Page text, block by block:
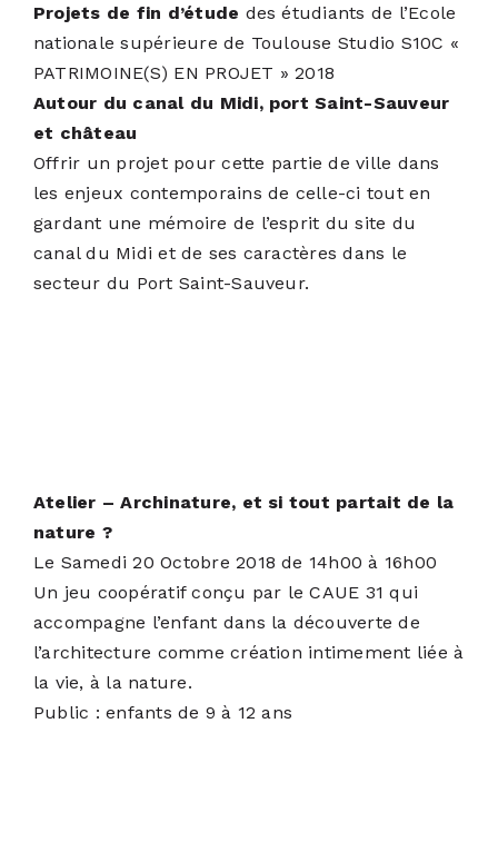
Projets de fin d’étude des étudiants de l’Ecole
nationale supérieure de Toulouse Studio S10C «
PATRIMOINE(S) EN PROJET » 2018
Autour du canal du Midi, port Saint-Sauveur
et château
Offrir un projet pour cette partie de ville dans
les enjeux contemporains de celle-ci tout en
gardant une mémoire de l’esprit du site du
canal du Midi et de ses caractères dans le
secteur du Port Saint-Sauveur.
Atelier – Archinature, et si tout partait de la
nature ?
Le Samedi 20 Octobre 2018 de 14h00 à 16h00
Un jeu coopératif conçu par le CAUE 31 qui
accompagne l’enfant dans la découverte de
l’architecture comme création intimement liée à
la vie, à la nature.
Public : enfants de 9 à 12 ans